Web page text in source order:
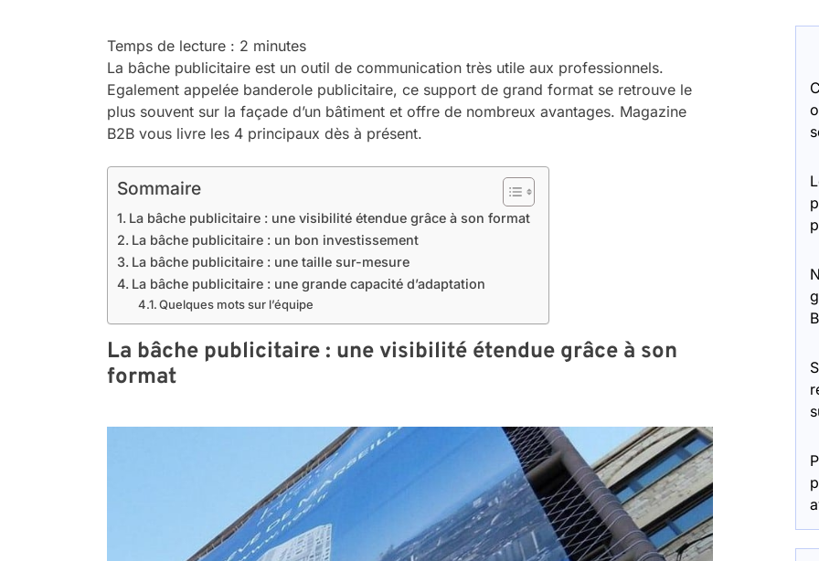
Temps de lecture : 2 minutes
La bâche publicitaire est un outil de communication très utile aux professionnels.
Egalement appelée banderole publicitaire, ce support de grand format se retrouve le
plus souvent sur la façade d’un bâtiment et offre de nombreux avantages. Magazine
B2B vous livre les 4 principaux dès à présent.
Sommaire
La bâche publicitaire : une visibilité étendue grâce à son format
La bâche publicitaire : un bon investissement
La bâche publicitaire : une taille sur-mesure
La bâche publicitaire : une grande capacité d’adaptation
Quelques mots sur l’équipe
La bâche publicitaire : une visibilité étendue grâce à son
format